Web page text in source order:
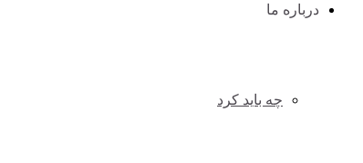
درباره ما
چه باید کرد